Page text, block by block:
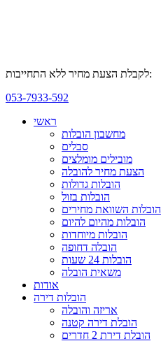
לקבלת הצעת מחיר ללא התחייבות:
053-7933-592
ראשי
מחשבון הובלות
סבלים
מובילים מומלצים
הצעת מחיר להובלה
הובלות גדולות
הובלות בזול
הובלות השוואת מחירים
הובלות מהיום להיום
הובלות מיוחדות
הובלה דחופה
הובלות 24 שעות
משאית הובלה
אודות
הובלות דירה
אריזה והובלה
הובלת דירה קטנה
הובלת דירת 2 חדרים